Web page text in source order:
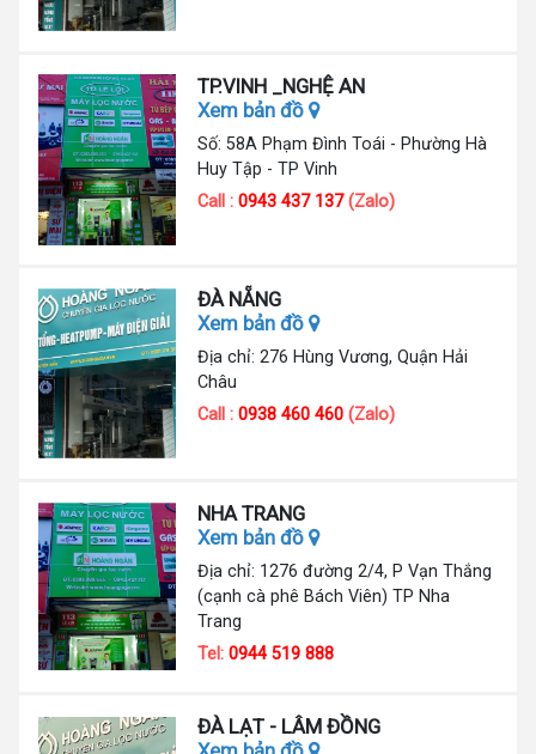
TP.VINH _NGHỆ AN
Xem bản đồ
Số: 58A Phạm Đình Toái - Phường Hà
Huy Tập - TP Vinh
Call :0943 437 137(Zalo)
ĐÀ NẴNG
Xem bản đồ
Địa chỉ: 276 Hùng Vương, Quận Hải
Châu
Call :0938 460 460 (Zalo)
NHA TRANG
Xem bản đồ
Địa chỉ: 1276 đường 2/4, P Vạn Thắng
(cạnh cà phê Bách Viên) TP Nha
Trang
Tel:0944 519 888
ĐÀ LẠT - LÂM ĐỒNG